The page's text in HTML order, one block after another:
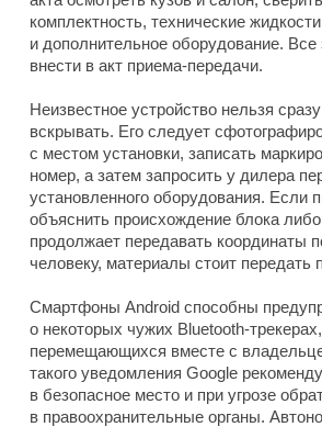
комплектность, технические
и дополнительное оборудование.
внести в акт приема-передачи.
Неизвестное устройство нельзя
вскрывать. Его следует
с местом установки, записать
номер, а затем запросить у дилера
установленного оборудования. Если
объяснить происхождение блока
продолжает передавать координаты
человеку, материалы стоит передать
Смартфоны Android способны
о некоторых чужих Bluetooth-трекерах,
перемещающихся вместе с
такого уведомления Google
в безопасное место и при угрозе
в правоохранительные органы.